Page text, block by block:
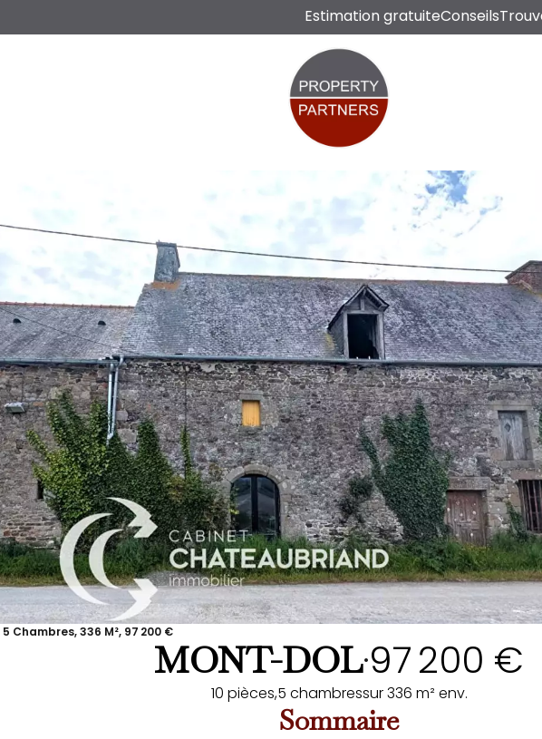
Estimation gratuiteConseils
Chambres, 336 M², 97 200 €
MONT-DOL•97 200 €
10 pièces,5 chambressur 336 m² env.
Sommaire